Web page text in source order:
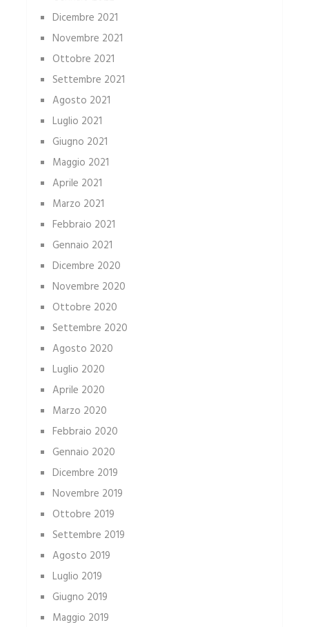
Dicembre 2021
Novembre 2021
Ottobre 2021
Settembre 2021
Agosto 2021
Luglio 2021
Giugno 2021
Maggio 2021
Aprile 2021
Marzo 2021
Febbraio 2021
Gennaio 2021
Dicembre 2020
Novembre 2020
Ottobre 2020
Settembre 2020
Agosto 2020
Luglio 2020
Aprile 2020
Marzo 2020
Febbraio 2020
Gennaio 2020
Dicembre 2019
Novembre 2019
Ottobre 2019
Settembre 2019
Agosto 2019
Luglio 2019
Giugno 2019
Maggio 2019